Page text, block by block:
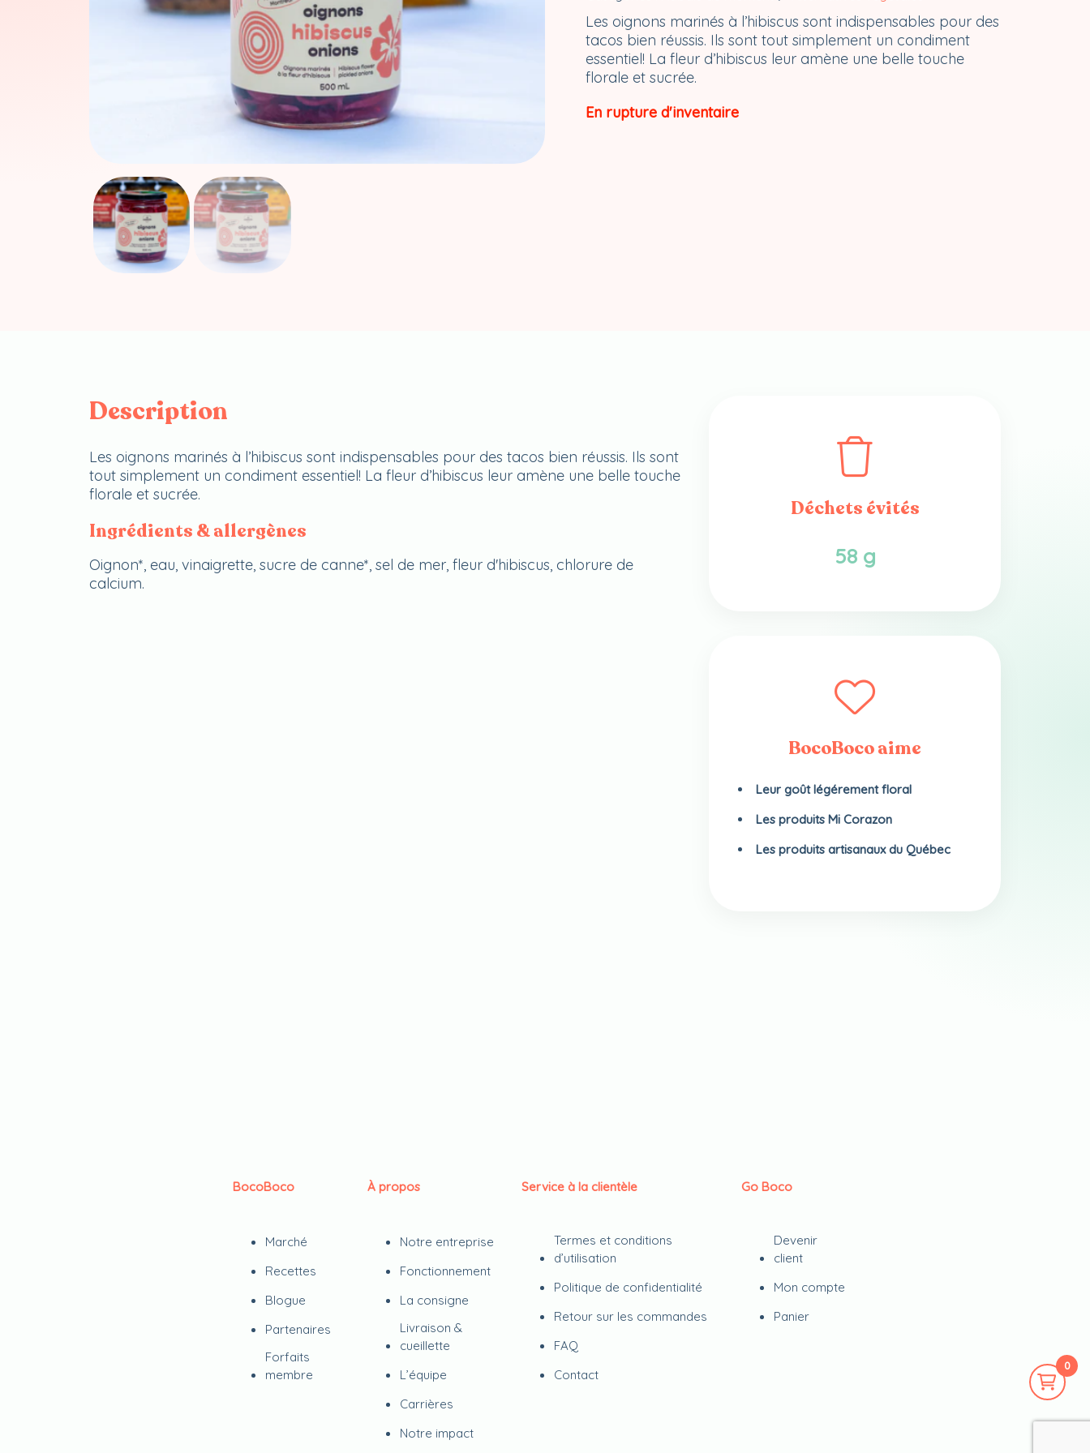
0
Les oignons marinés à l’hibiscus sont indispensables pour des
tacos bien réussis. Ils sont tout simplement un condiment
essentiel! La fleur d’hibiscus leur amène une belle touche
florale et sucrée.
En rupture d'inventaire
Description
Les oignons marinés à l’hibiscus sont indispensables pour des tacos bien réussis. Ils sont
tout simplement un condiment essentiel! La fleur d’hibiscus leur amène une belle touche
florale et sucrée.
Ingrédients & allergènes
Oignon*, eau, vinaigrette, sucre de canne*, sel de mer, fleur d'hibiscus, chlorure de
calcium.
Déchets évités
58 g
BocoBoco aime
Leur goût légérement floral
Les produits Mi Corazon
Les produits artisanaux du Québec
BocoBoco
Marché
Recettes
Blogue
Partenaires
Forfaits
membre
À propos
Notre entreprise
Fonctionnement
La consigne
Livraison &
cueillette
L’équipe
Carrières
Notre impact
Service à la clientèle
Termes et conditions
d’utilisation
Politique de confidentialité
Retour sur les commandes
FAQ
Contact
Go Boco
Devenir
client
Mon compte
Panier